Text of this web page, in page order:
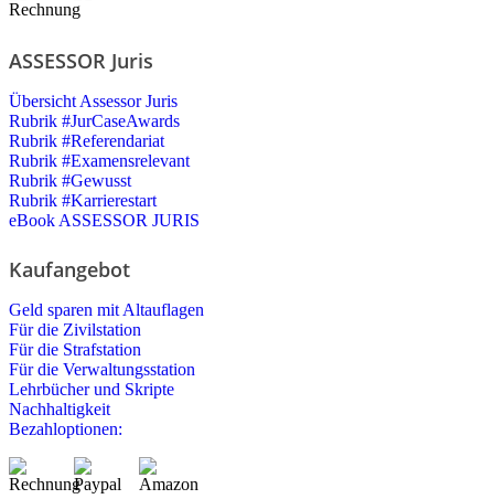
ASSESSOR Juris
Übersicht Assessor Juris
Rubrik #JurCaseAwards
Rubrik #Referendariat
Rubrik #Examensrelevant
Rubrik #Gewusst
Rubrik #Karrierestart
eBook ASSESSOR JURIS
Kaufangebot
Geld sparen mit Altauflagen
Für die Zivilstation
Für die Strafstation
Für die Verwaltungsstation
Lehrbücher und Skripte
Nachhaltigkeit
Bezahloptionen: